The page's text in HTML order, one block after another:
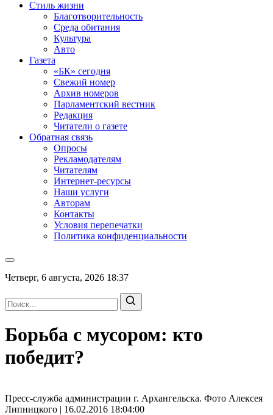
Стиль жизни
Благотворительность
Среда обитания
Культура
Авто
Газета
«БК» сегодня
Свежий номер
Архив номеров
Парламентский вестник
Редакция
Читатели о газете
Обратная связь
Опросы
Рекламодателям
Читателям
Интернет-ресурсы
Наши услуги
Авторам
Контакты
Условия перепечатки
Политика конфиденциальности
Четверг, 6 августа, 2026 18:37
Борьба с мусором: кто
победит?
Пресс-служба администрации г. Архангельска. Фото Алексея
Липницкого | 16.02.2016 18:04:00